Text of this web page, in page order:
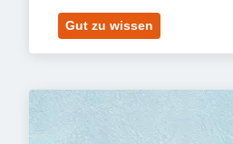
Gut zu wissen